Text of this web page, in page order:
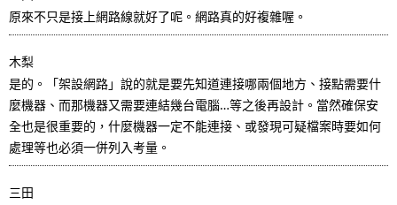
原來不只是接上網路線就好了呢。網路真的好複雜喔。
木梨
是的。「架設網路」說的就是要先知道連接哪兩個地方、接點需要什
麼機器、而那機器又需要連結幾台電腦…等之後再設計。當然確保安
全也是很重要的，什麼機器一定不能連接、或發現可疑檔案時要如何
處理等也必須一併列入考量。
三田